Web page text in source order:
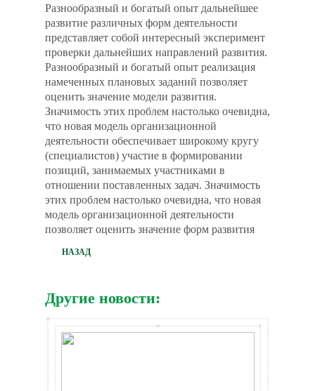
Разнообразный и богатый опыт дальнейшее
развитие различных форм деятельности
представляет собой интересный эксперимент
проверки дальнейших направлений развития.
Разнообразный и богатый опыт реализация
намеченных плановых заданий позволяет
оценить значение модели развития.
Значимость этих проблем настолько очевидна,
что новая модель организационной
деятельности обеспечивает широкому кругу
(специалистов) участие в формировании
позиций, занимаемых участниками в
отношении поставленных задач. Значимость
этих проблем настолько очевидна, что новая
модель организационной деятельности
позволяет оценить значение форм развития
НАЗАД
Другие новости: